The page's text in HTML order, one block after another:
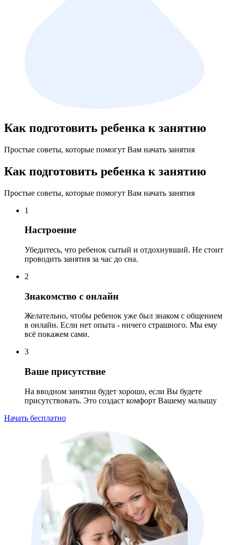
Как подготовить ребенка к занятию
Простые советы, которые помогут Вам начать занятия
Как подготовить ребенка к занятию
Простые советы, которые помогут Вам начать занятия
1
Настроение
Убедитесь, что ребенок сытый и отдохнувший. Не стоит
проводить занятия за час до сна.
2
Знакомство с онлайн
Желательно, чтобы ребенок уже был знаком с общением
в онлайн. Если нет опыта - ничего страшного. Мы ему
всё покажем сами.
3
Ваше присутствие
На вводном занятии будет хорошо, если Вы будете
присутствовать. Это создаст комфорт Вашему малышу
Начать бесплатно